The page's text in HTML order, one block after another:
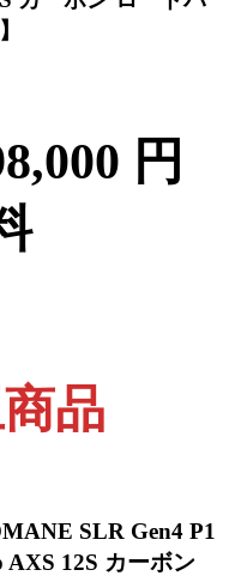
円
品
SLR Gen4 P1
AXS 12S カーボン